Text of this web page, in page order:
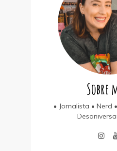
Sobre
• Jornalista • Nerd